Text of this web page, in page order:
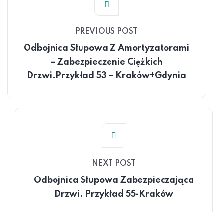
PREVIOUS POST
Odbojnica Słupowa Z Amortyzatorami
– Zabezpieczenie Ciężkich
Drzwi.Przykład 53 – Kraków+Gdynia
NEXT POST
Odbojnica Słupowa Zabezpieczająca
Drzwi. Przykład 55-Kraków